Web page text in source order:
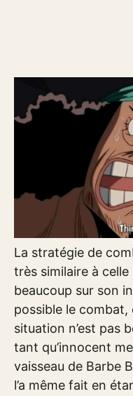
La stratégie de
très similaire à celle
beaucoup sur son
possible le combat,
situation n’est pas
tant qu’innocent
vaisseau de Barbe
l’a même fait en